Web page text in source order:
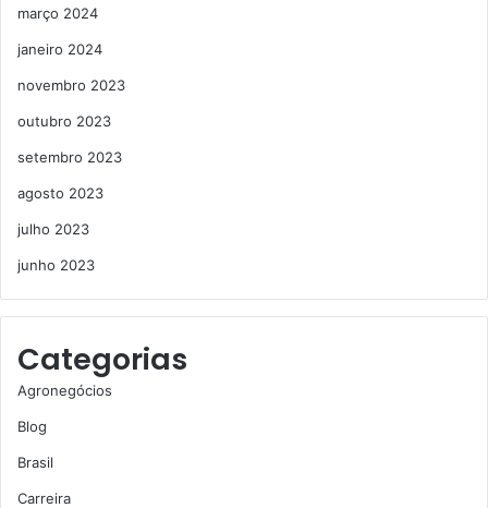
março 2024
janeiro 2024
novembro 2023
outubro 2023
setembro 2023
agosto 2023
julho 2023
junho 2023
Categorias
Agronegócios
Blog
Brasil
Carreira